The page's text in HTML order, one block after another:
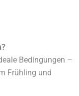
Bedingungen –
Frühling und